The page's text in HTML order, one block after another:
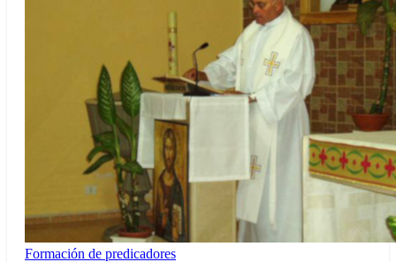
Formación de predicadores